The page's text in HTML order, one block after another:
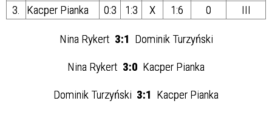
3.
Kacper Pianka 0:3 1:3 X 1:6 0 III
Nina Rykert 3:1 Dominik Turzyński
Nina Rykert 3:0 Kacper Pianka
Dominik Turzyński 3:1 Kacper Pianka